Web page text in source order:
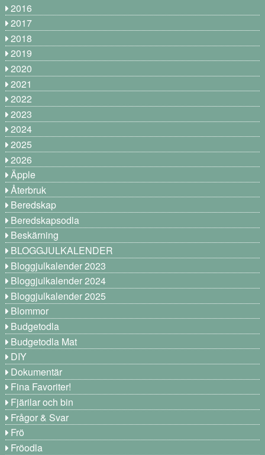
2016
2017
2018
2019
2020
2021
2022
2023
2024
2025
2026
Äpple
Återbruk
Beredskap
Beredskapsodla
Beskärning
BLOGGJULKALENDER
Bloggjulkalender 2023
Bloggjulkalender 2024
Bloggjulkalender 2025
Blommor
Budgetodla
Budgetodla Mat
DIY
Dokumentär
Fina Favoriter!
Fjärilar och bin
Frågor & Svar
Frö
Fröodla